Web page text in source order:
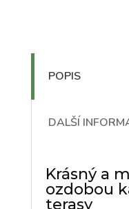
POPIS
DALŠÍ
Krásný a
ozdobou
terasy